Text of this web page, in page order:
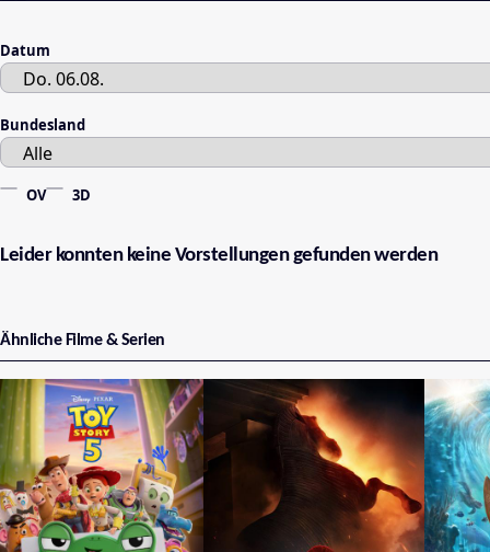
Datum
Bundesland
OV 3D
Leider konnten keine Vorstellungen gefunden werden
Ähnliche Filme & Serien